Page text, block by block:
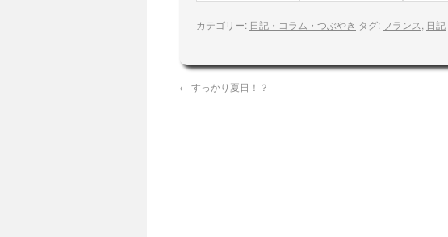
カテゴリー: 日記・コラム・つぶやき タグ: フランス, 日記
← すっかり夏日！？